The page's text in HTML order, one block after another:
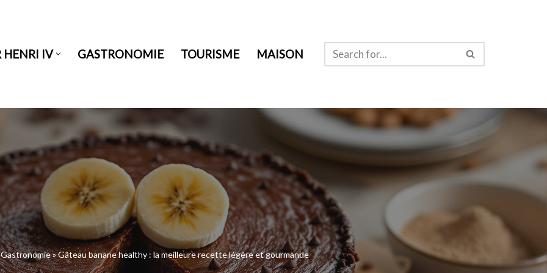
HENRI IV GASTRONOMIE TOURISME MAISON
Gastronomie»Gâteau banane healthy : la meilleure recette légère et gourmande